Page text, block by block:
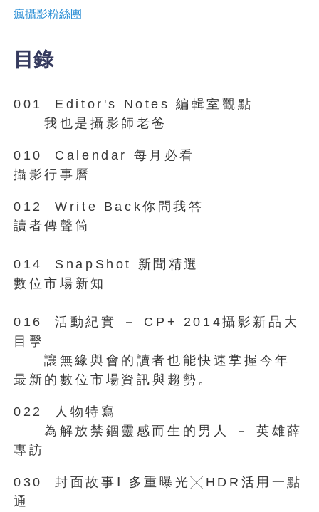
瘋攝影粉絲團
目錄
001 Editor's Notes 編輯室觀點
我也是攝影師老爸
010 Calendar 每月必看
攝影行事曆
012 Write Back你問我答
讀者傳聲筒
014 SnapShot 新聞精選
數位市場新知
016 活動紀實 － CP+ 2014攝影新品大
目擊
讓無緣與會的讀者也能快速掌握今年
最新的數位市場資訊與趨勢。
022 人物特寫
為解放禁錮靈感而生的男人 － 英雄薛
專訪
030 封面故事Ⅰ 多重曝光╳HDR活用一點
通